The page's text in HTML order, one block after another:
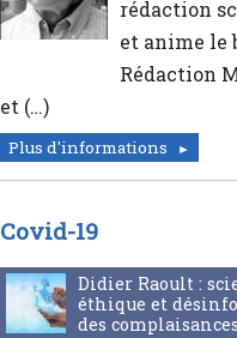
rédaction
et anime le
Rédaction
et (…)
Plus d'informations
Covid-19
Didier Raoult :
éthique et
des